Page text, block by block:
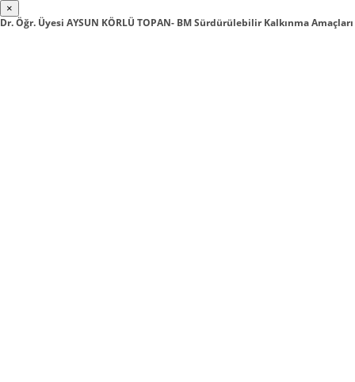
×
Dr. Öğr. Üyesi AYSUN KÖRLÜ TOPAN- BM Sürdürülebilir Kalkınma Amaçları